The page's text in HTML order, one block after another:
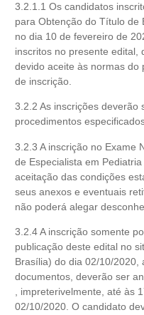
3.2.1.1 Os candidatos
para Obtenção do Título de
no dia 10 de fevereiro de
inscritos no presente edital,
devido aceite às normas do
de inscrição.
3.2.2 As inscrições deverão
procedimentos
3.2.3 A inscrição no Exame
de Especialista em
aceitação das condições
seus anexos e eventuais
não poderá alegar
3.2.4 A inscrição somente
publicação deste edital no
Brasília) do dia 02/10/2020,
documentos, deverão ser
, impreterivelmente, até às
02/10/2020. O candidato